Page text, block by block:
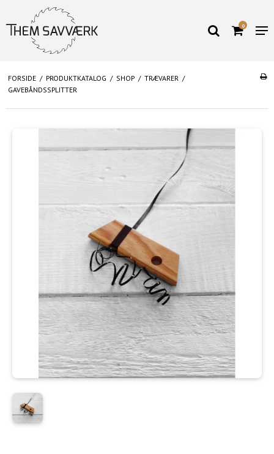
0
FORSIDE / PRODUKTKATALOG / SHOP / TRÆVARER /
GAVEBÅNDSSPLITTER